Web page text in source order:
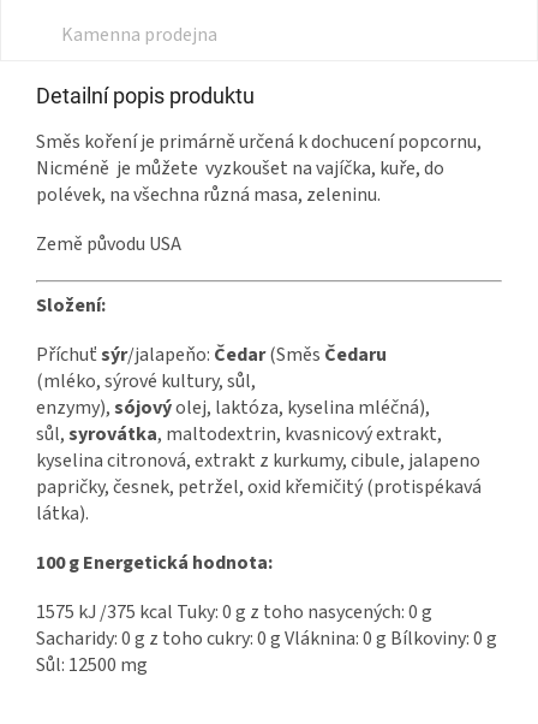
Kamenna prodejna
Detailní popis produktu
Směs koření je primárně určená k dochucení popcornu,
Nicméně je můžete vyzkoušet na vajíčka, kuře, do
polévek, na všechna různá masa, zeleninu.
Země původu USA
Složení:
Příchuťsýr/jalapeňo: Čedar(Směs Čedaru
(mléko, sýrové kultury, sůl,
enzymy),sójovýolej, laktóza, kyselina mléčná),
sůl,syrovátka, maltodextrin, kvasnicový extrakt,
kyselina citronová, extrakt z kurkumy, cibule, jalapeno
papričky, česnek, petržel, oxid křemičitý (protispékavá
látka).
100 g Energetická hodnota:
1575 kJ /375 kcal Tuky: 0 g z toho nasycených: 0 g
Sacharidy: 0 g z toho cukry: 0 g Vláknina: 0 g Bílkoviny: 0 g
Sůl: 12500 mg